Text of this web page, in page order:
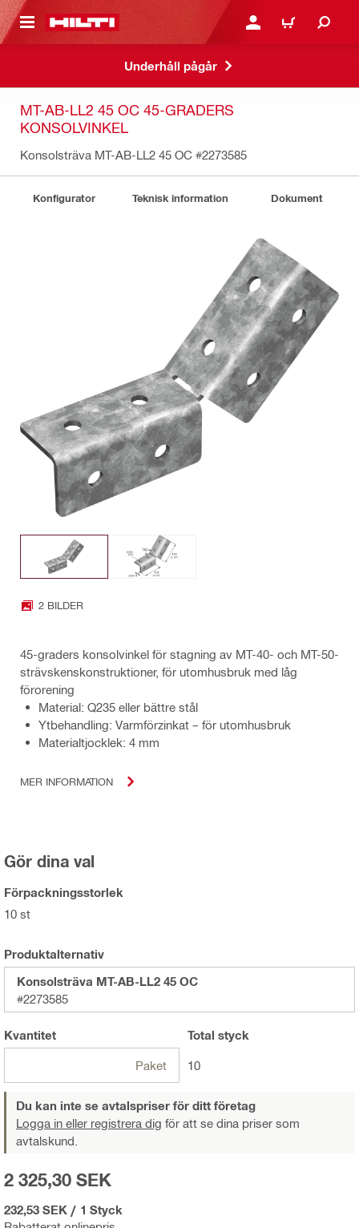
GÅ TILL HUVUDSIDAN LOGGA IN ELLER
VARUKORG
Underhåll pågår
MT-AB-LL2 45 OC 45-GRADERS
KONSOLVINKEL
Konsolsträva MT-AB-LL2 45 OC #2273585
Konfigurator Teknisk information Dokument
2 BILDER
45-graders konsolvinkel för stagning av MT-40- och MT-50-
strävskenskonstruktioner, för utomhusbruk med låg
förorening
Material: Q235 eller bättre stål
Ytbehandling: Varmförzinkat – för utomhusbruk
Materialtjocklek: 4 mm
MER INFORMATION
Gör dina val
Förpackningsstorlek
10 st
Produktalternativ
Konsolsträva MT-AB-LL2 45 OC
#2273585
Kvantitet
Paket
Total styck
10
Du kan inte se avtalspriser för ditt företag
Logga in eller registrera dig för att se dina priser som
avtalskund.
2 325,30 SEK
232,53 SEK / 1 Styck